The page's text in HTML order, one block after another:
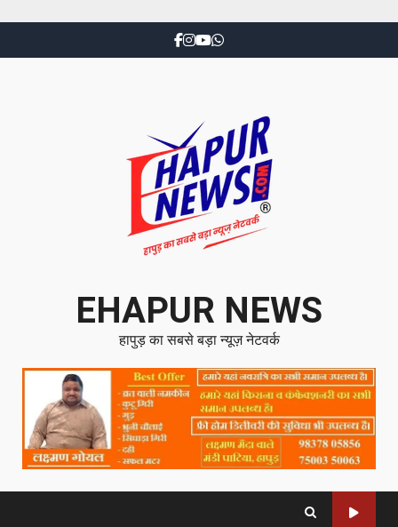
EHAPUR NEWS
हापुड़ का सबसे बड़ा न्यूज़ नेटवर्क